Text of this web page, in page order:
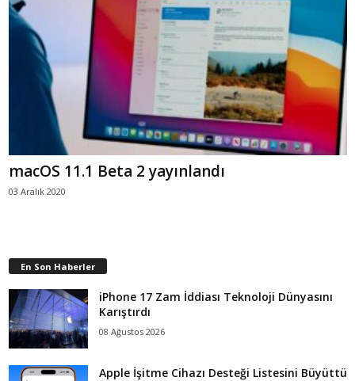
macOS 11.1 Beta 2 yayınlandı
03 Aralık 2020
En Son Haberler
iPhone 17 Zam İddiası Teknoloji Dünyasını
Karıştırdı
08 Ağustos 2026
Apple İşitme Cihazı Desteği Listesini Büyüttü